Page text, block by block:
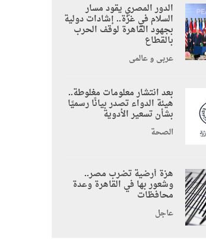
الدور المصري يقود مسار
السلام في غزة.. إشادات دولية
بجهود القاهرة لوقف الحرب
بالقطاع
عربي و عالمي
بعد انتشار معلومات مغلوطة..
هيئة الدواء تصدر بيانًا رسميًا
بشأن تسعير الأدوية
الصحة
هزة أرضية تضرب مصر..
وشعور بها في القاهرة وعدة
محافظات
عاجل